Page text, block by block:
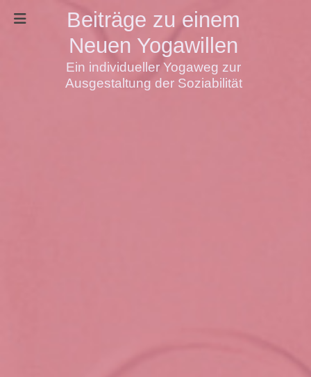
Beiträge zu einem
Neuen Yogawillen
Ein individueller Yogaweg zur
Ausgestaltung der Soziabilität